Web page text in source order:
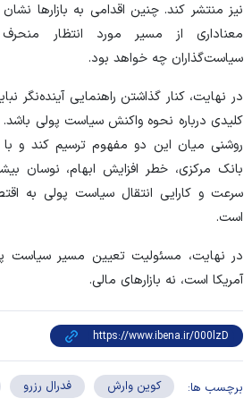
نیز منتشر کند. چنین اقدامی به بازار‌ها
معناداری از مسیر مورد انتظار
سیاست‌گذاران چه خواهد بود.
در نهایت، کنار گذاشتن راهنمایی آینده‌نگر
کلیدی درباره نحوه واکنش سیاست پولی باشد.
روشنی میان این دو مفهوم ترسیم کند و
بانک مرکزی، خطر افزایش ابهام، نوسان
سرعت و کارایی انتقال سیاست پولی به
است.
در نهایت، مسئولیت تعیین مسیر سیاست
آمریکا است، نه بازار‌های مالی.
برچسب ها: کوین وارش فدرال رزرو